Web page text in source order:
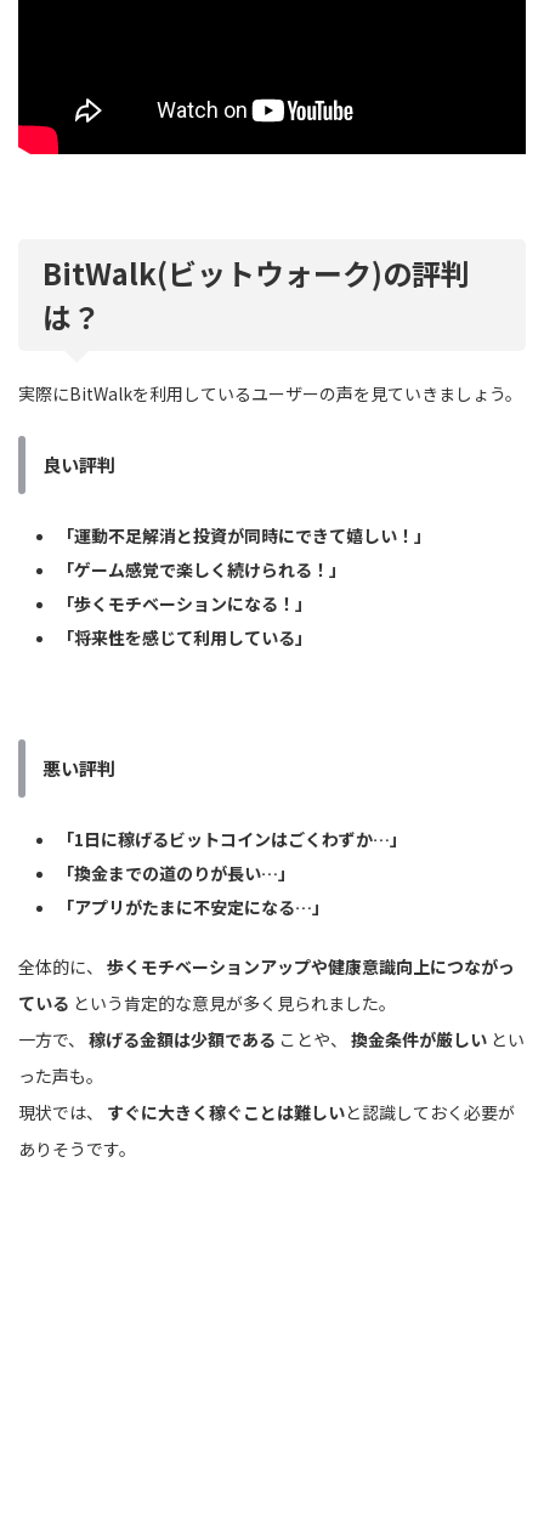
BitWalk(ビットウォーク)の評判
は？
実際にBitWalkを利用しているユーザーの声を見ていきましょう。
良い評判
「運動不足解消と投資が同時にできて嬉しい！」
「ゲーム感覚で楽しく続けられる！」
「歩くモチベーションになる！」
「将来性を感じて利用している」
悪い評判
「1日に稼げるビットコインはごくわずか…」
「換金までの道のりが長い…」
「アプリがたまに不安定になる…」
全体的に、 歩くモチベーションアップや健康意識向上につながっ
ている という肯定的な意見が多く見られました。
一方で、 稼げる金額は少額である ことや、 換金条件が厳しい とい
った声も。
現状では、 すぐに大きく稼ぐことは難しいと認識しておく必要が
ありそうです。